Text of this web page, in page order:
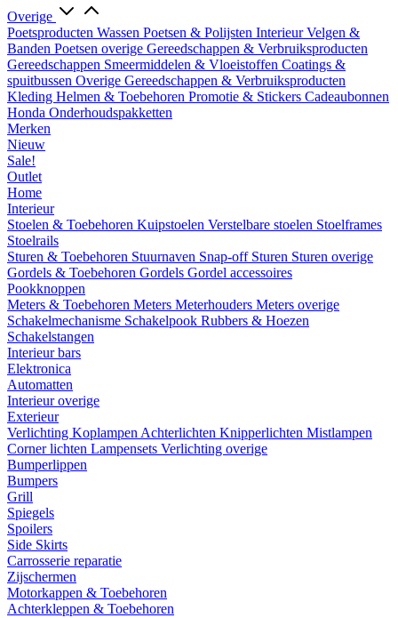
Overige
Poetsproducten Wassen Poetsen & Polijsten InterieurVelgen &
Banden Poetsen overige Gereedschappen & Verbruiksproducten
Gereedschappen Smeermiddelen & Vloeistoffen Coatings &
spuitbussen Overige Gereedschappen & Verbruiksproducten
Kleding Helmen & Toebehoren Promotie & Stickers Cadeaubonnen
Honda Onderhoudspakketten
Merken
Nieuw
Sale!
Outlet
Home
Interieur
Stoelen & Toebehoren Kuipstoelen Verstelbare stoelen Stoelframes
Stoelrails
Sturen & Toebehoren Stuurnaven Snap-off Sturen Sturen overige
Gordels & Toebehoren Gordels Gordel accessoires
Pookknoppen
Meters & Toebehoren Meters Meterhouders Meters overige
Schakelmechanisme Schakelpook Rubbers & Hoezen
Schakelstangen
Interieur bars
Elektronica
Automatten
Interieur overige
Exterieur
Verlichting Koplampen Achterlichten Knipperlichten Mistlampen
Corner lichten Lampensets Verlichting overige
Bumperlippen
Bumpers
Grill
Spiegels
Spoilers
Side Skirts
Carrosserie reparatie
Zijschermen
Motorkappen & Toebehoren
Achterkleppen & Toebehoren